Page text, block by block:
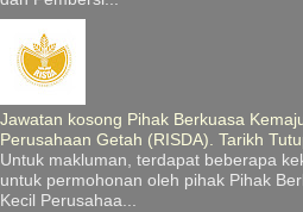
Jawatan kosong Pihak Berkuasa
Perusahaan Getah (RISDA). Tarikh
Untuk makluman, terdapat beberapa
untuk permohonan oleh pihak Pihak
Kecil Perusahaa...